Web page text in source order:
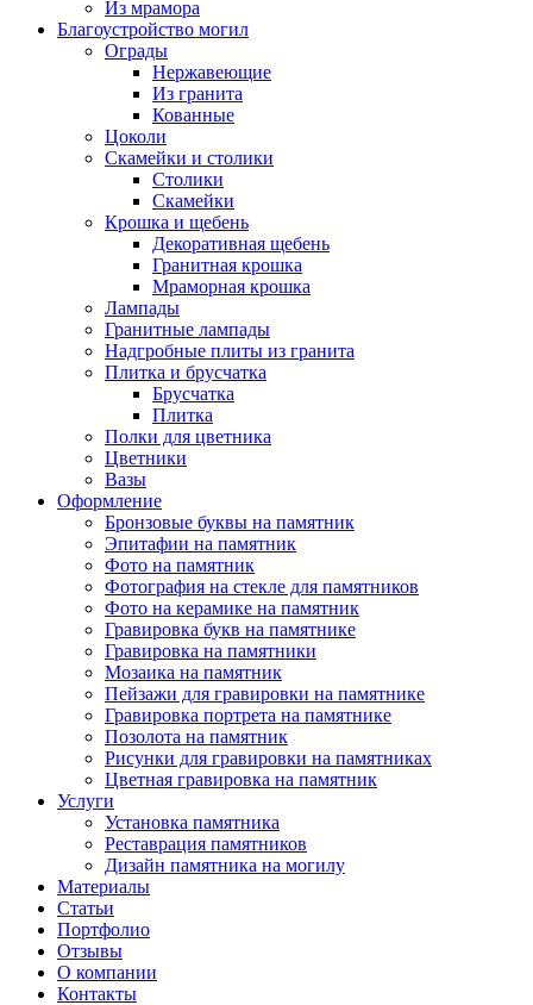
Из мрамора
Благоустройство могил
Ограды
Нержавеющие
Из гранита
Кованные
Цоколи
Скамейки и столики
Столики
Скамейки
Крошка и щебень
Декоративная щебень
Гранитная крошка
Мраморная крошка
Лампады
Гранитные лампады
Надгробные плиты из гранита
Плитка и брусчатка
Брусчатка
Плитка
Полки для цветника
Цветники
Вазы
Оформление
Бронзовые буквы на памятник
Эпитафии на памятник
Фото на памятник
Фотография на стекле для памятников
Фото на керамике на памятник
Гравировка букв на памятнике
Гравировка на памятники
Мозаика на памятник
Пейзажи для гравировки на памятнике
Гравировка портрета на памятнике
Позолота на памятник
Рисунки для гравировки на памятниках
Цветная гравировка на памятник
Услуги
Установка памятника
Реставрация памятников
Дизайн памятника на могилу
Материалы
Статьи
Портфолио
Отзывы
О компании
Контакты